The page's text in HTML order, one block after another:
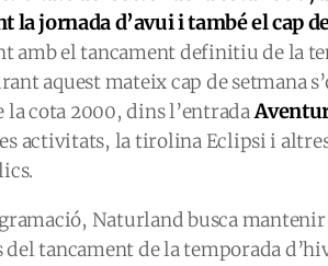
la jornada d’avui i també el cap de
amb el tancament definitiu de la
aquest mateix cap de setmana
la cota 2000, dins l’entrada
activitats, la tirolina Eclipsi i altres
Naturland busca
del tancament de la temporada